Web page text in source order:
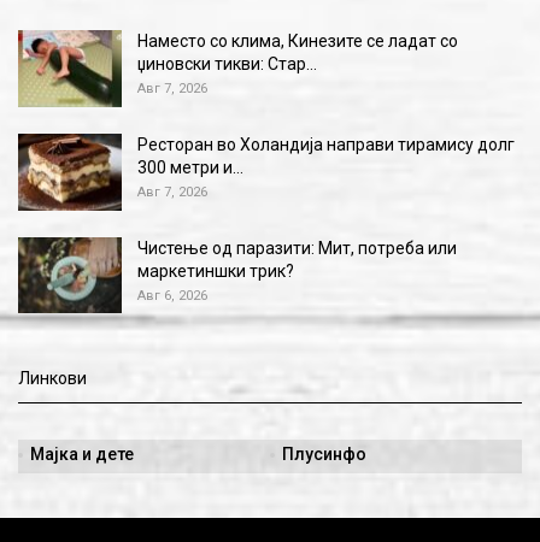
Наместо со клима, Кинезите се ладат со
џиновски тикви: Стар…
Авг 7, 2026
Ресторан во Холандија направи тирамису долг
300 метри и…
Авг 7, 2026
Чистење од паразити: Мит, потреба или
маркетиншки трик?
Авг 6, 2026
Линкови
Мајка и дете Плусинфо